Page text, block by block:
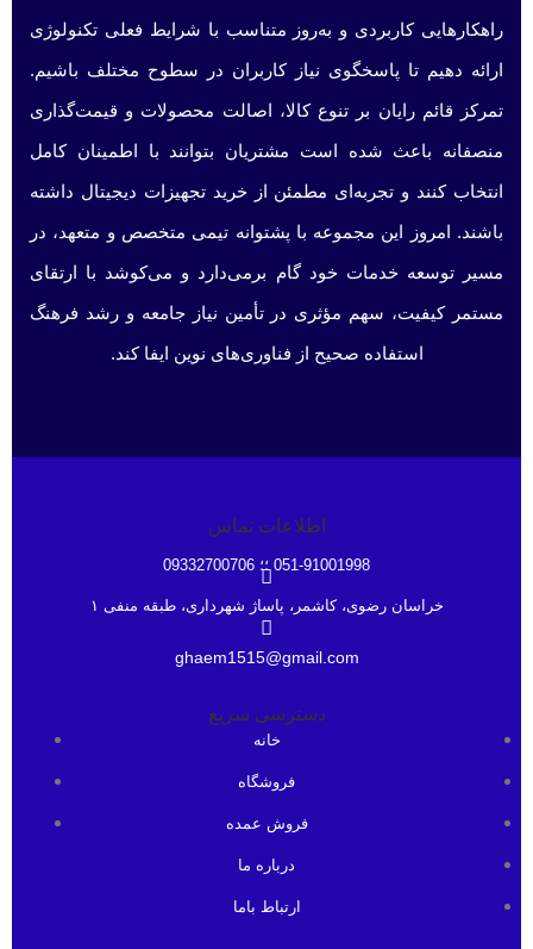
راهکارهایی کاربردی و به‌روز متناسب با شرایط فعلی تکنولوژی
ارائه دهیم تا پاسخگوی نیاز کاربران در سطوح مختلف باشیم.
تمرکز قائم رایان بر تنوع کالا، اصالت محصولات و قیمت‌گذاری
منصفانه باعث شده است مشتریان بتوانند با اطمینان کامل
انتخاب کنند و تجربه‌ای مطمئن از خرید تجهیزات دیجیتال داشته
باشند. امروز این مجموعه با پشتوانه تیمی متخصص و متعهد، در
مسیر توسعه خدمات خود گام برمی‌دارد و می‌کوشد با ارتقای
مستمر کیفیت، سهم مؤثری در تأمین نیاز جامعه و رشد فرهنگ
استفاده صحیح از فناوری‌های نوین ایفا کند.
اطلاعات تماس
051-91001998 ؛؛ 09332700706
خراسان رضوی، کاشمر، پاساژ شهرداری، طبقه منفی ۱
ghaem1515@gmail.com
دسترسی سریع
خانه
فروشگاه
فروش عمده
درباره ما
ارتباط باما